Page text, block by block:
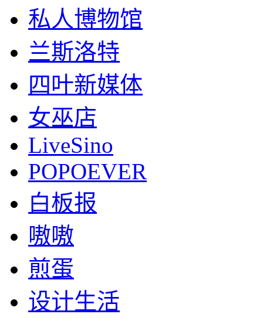
私人博物馆
兰斯洛特
四叶新媒体
女巫店
LiveSino
POPOEVER
白板报
嗷嗷
煎蛋
设计生活